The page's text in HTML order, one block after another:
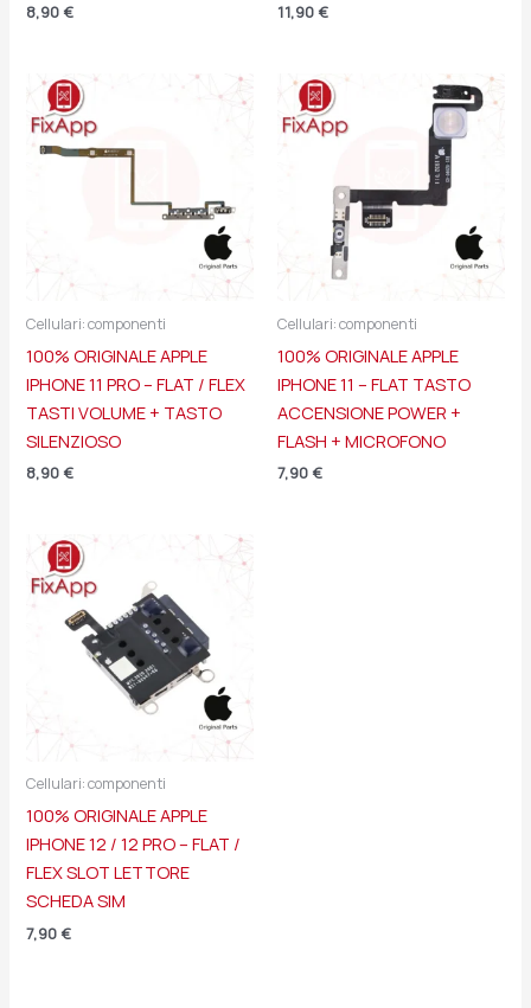
8,90 € 11,90 €
Cellulari: componenti
100% ORIGINALE APPLE
IPHONE 11 PRO – FLAT / FLEX
TASTI VOLUME + TASTO
SILENZIOSO
8,90 €
Cellulari: componenti
100% ORIGINALE APPLE
IPHONE 11 – FLAT TASTO
ACCENSIONE POWER +
FLASH + MICROFONO
7,90 €
Cellulari: componenti
100% ORIGINALE APPLE
IPHONE 12 / 12 PRO – FLAT /
FLEX SLOT LETTORE
SCHEDA SIM
7,90 €